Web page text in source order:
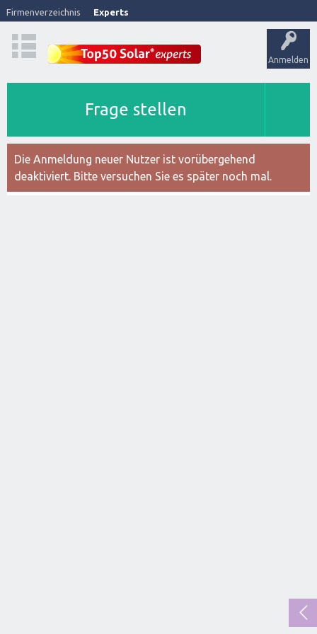
Firmenverzeichnis Experts
Anmelden
Frage stellen
Die Anmeldung neuer Nutzer ist vorübergehend
deaktiviert. Bitte versuchen Sie es später noch mal.